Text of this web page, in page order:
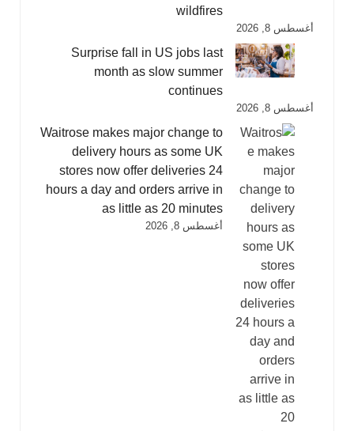
wildfires
أغسطس 8, 2026
Surprise fall in US jobs last
month as slow summer
continues
أغسطس 8, 2026
Waitrose makes major change to
delivery hours as some UK
stores now offer deliveries 24
hours a day and orders arrive in
as little as 20 minutes
أغسطس 8, 2026